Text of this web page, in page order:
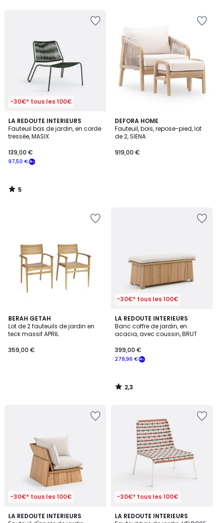
-30€* tous les 100€
LA REDOUTE INTERIEURS
Fauteuil bas de jardin, en corde
tressée, MASIX
97,50 €
139,00 €
5
/
5
5
/
DEFORA HOME
Fauteuil, bois, repose-pied, lot
de 2, SIENA
919,00 €
BERAH GETAH
Lot de 2 fauteuils de jardin en
teck massif APRIL
359,00 €
-30€* tous les 100€
LA REDOUTE INTERIEURS
Banc coffre de jardin, en
acacia, avec coussin, BRUT
279,96 €
399,00 €
2,3
/ 5
2,3
/
-30€* tous les 100€
LA REDOUTE INTERIEURS
3,8
-30€* tous les 100€
LA REDOUTE INTERIEURS
3